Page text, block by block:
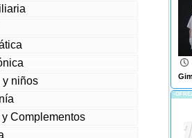
y niños
y Complementos
-